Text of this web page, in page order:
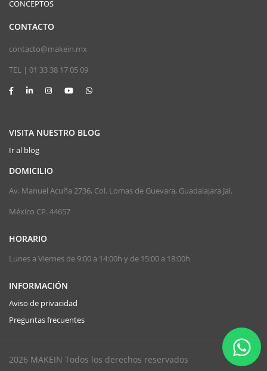
CONCEPTOS
CONTACTO
contacto@makein.mx
TEL | 01 33 38 17 05 09
VISITA NUESTRO BLOG
Ir al blog
DOMICILIO
Av. Manuel Acuña 2736, Col. Lomas de Guevara, Guadalajara Jal.
México CP. 44657
HORARIO
Lunes a Viernes de 9:00 a 14:00h y de 15:00 a 18:00h
INFORMACIÓN
Aviso de privacidad
Preguntas frecuentes
2026 MAKEIN Todos los derechos reservados